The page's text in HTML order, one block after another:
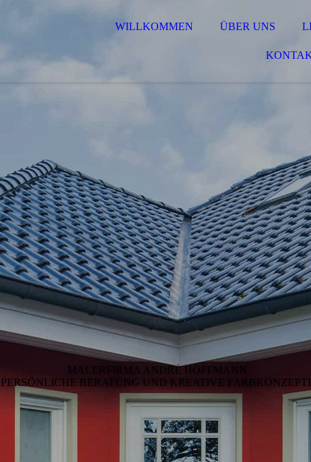
WILLKOMMEN ÜBER UNS
MALERFIRMA ANDRÈ HOFFMANN
PERSÖNLICHE BERATUNG UND KREATIVE